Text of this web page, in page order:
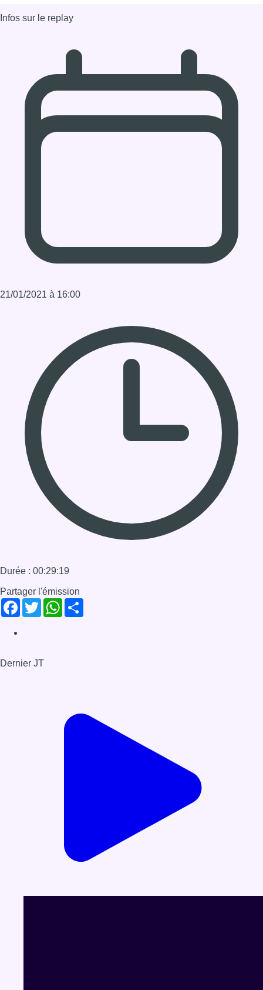
21/01/2021 à 16:00
Durée : 00:29:19
Partager l'émission
Facebook
Twitter